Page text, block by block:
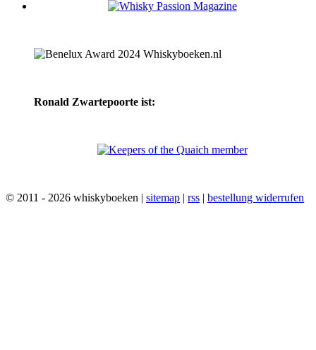
Ronald Zwartepoorte ist:
© 2011 - 2026 whiskyboeken | sitemap | rss | bestellung widerrufen